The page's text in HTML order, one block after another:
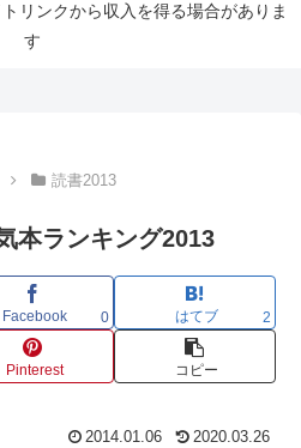
リンクから収入を得る場合がありま
す
読書2013
本ランキング2013
Facebook 0 はてブ 2
Pinterest コピー
2014.01.06 2020.03.26